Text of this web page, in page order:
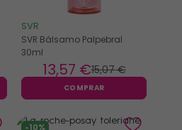
SVR
SVR Bálsamo Palpebral
30ml
15,07 €
13,57 €
COMPRAR
-10%